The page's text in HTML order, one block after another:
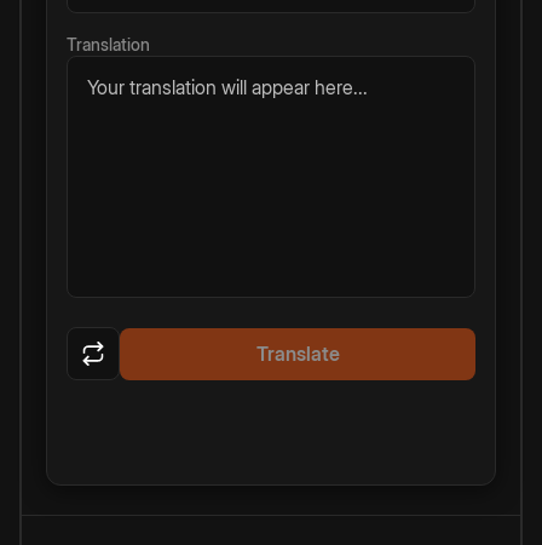
Translation
Your translation will appear here...
Translate